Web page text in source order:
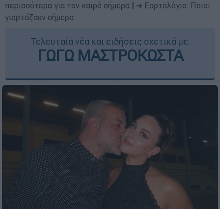
περισσότερα για τον καιρό σήμερα
➔ Εορτολόγιο: Ποιοι
γιορτάζουν σήμερα
Τελευταία νέα και ειδήσεις σχετικά με:
ΓΩΓΩ ΜΑΣΤΡΟΚΩΣΤΑ